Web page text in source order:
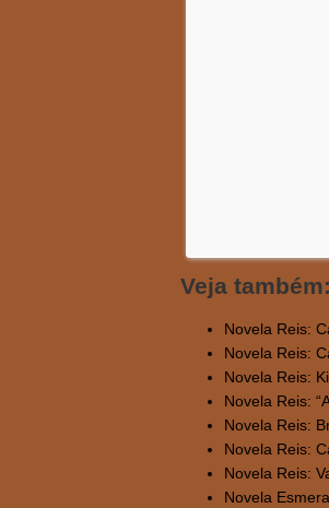
Veja também:
Novela Reis:
Novela Reis:
Novela Reis:
Novela Reis:
Novela Reis:
Novela Reis:
Novela Reis:
Novela